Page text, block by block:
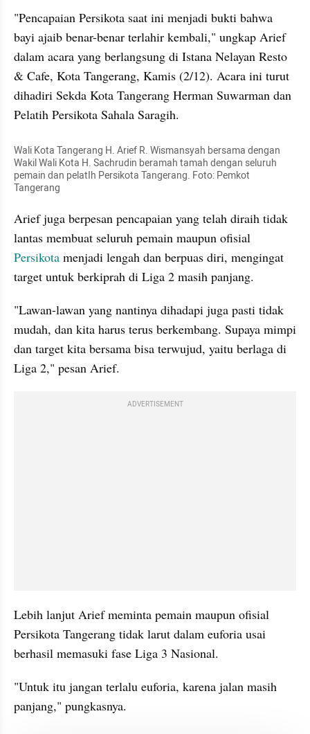
"Pencapaian Persikota saat ini menjadi bukti bahwa
bayi ajaib benar-benar terlahir kembali," ungkap Arief
dalam acara yang berlangsung di Istana Nelayan Resto
& Cafe, Kota Tangerang, Kamis (2/12). Acara ini turut
dihadiri Sekda Kota Tangerang Herman Suwarman dan
Pelatih Persikota Sahala Saragih.
Wali Kota Tangerang H. Arief R. Wismansyah bersama dengan
Wakil Wali Kota H. Sachrudin beramah tamah dengan seluruh
pemain dan pelatIh Persikota Tangerang. Foto: Pemkot
Tangerang
Arief juga berpesan pencapaian yang telah diraih tidak
Persikota menjadi lengah dan berpuas diri, mengingat
target untuk berkiprah di Liga 2 masih panjang.
"Lawan-lawan yang nantinya dihadapi juga pasti tidak
mudah, dan kita harus terus berkembang. Supaya mimpi
dan target kita bersama bisa terwujud, yaitu berlaga di
Liga 2," pesan Arief.
ADVERTISEMENT
Lebih lanjut Arief meminta pemain maupun ofisial
Persikota Tangerang tidak larut dalam euforia usai
berhasil memasuki fase Liga 3 Nasional.
"Untuk itu jangan terlalu euforia, karena jalan masih
panjang," pungkasnya.